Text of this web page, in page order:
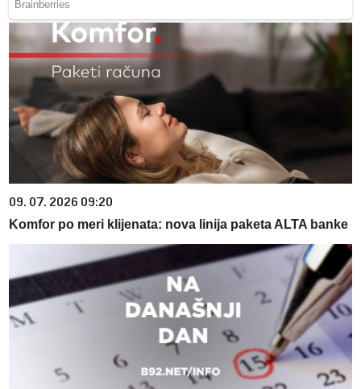
09. 07. 2026 09:20
Komfor po meri klijenata: nova linija paketa ALTA banke